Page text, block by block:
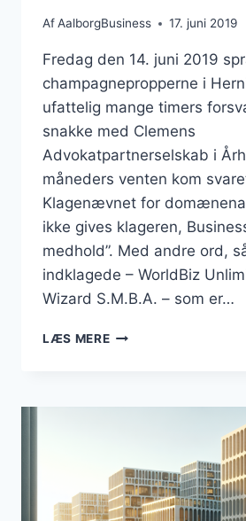
AfAalborgBusiness 17. juni 2019
Fredag den 14. juni 2019
champagnepropperne i
ufattelig mange timers
snakke med Clemens
Advokatpartnerselskab i
måneders venten kom
Klagenævnet for
ikke gives klageren,
medhold”. Med andre ord,
indklagede – WorldBiz
Wizard S.M.B.A. – som er…
LÆS MEREDOMÆNET
DEL